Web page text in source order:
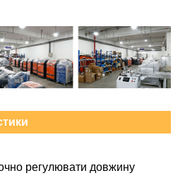
регулювати довжину